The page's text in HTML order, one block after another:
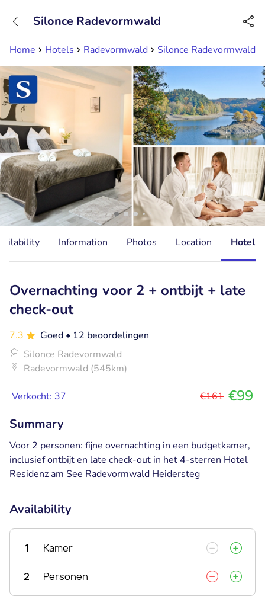
Available until 23:00
Home Hotels Radevormwald Silonce Radevormwald
Silonce Radevormwald
Information Photos Location Hotel
Overnachting voor 2 + ontbijt + late
check-out
7.3 Goed • 12 beoordelingen
Silonce Radevormwald
Radevormwald (545km)
Verkocht: 37 €161 €99
Summary
Voor 2 personen: fijne overnachting in een budgetkamer,
inclusief ontbijt en late check-out in het 4-sterren Hotel
Residenz am See Radevormwald Heidersteg
Availability
1 Kamer
2 Personen